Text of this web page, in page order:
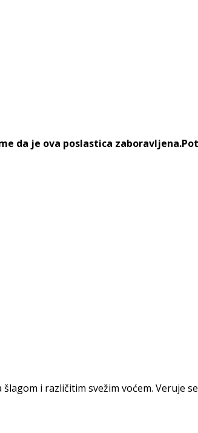
da je ova poslastica
i različitim svežim voćem. Veruje